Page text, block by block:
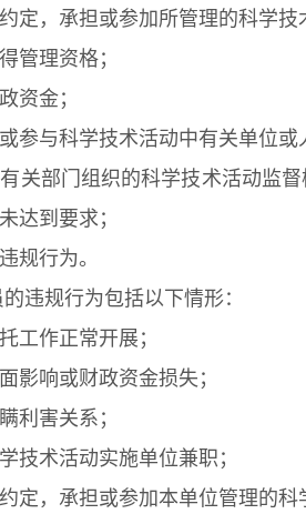
，承担或参加所管理的科学技
理资格；
金；
与科学技术活动中有关单位或
部门组织的科学技术活动监督
达到要求；
行为。
违规行为包括以下情形：
作正常开展；
响或财政资金损失；
害关系；
术活动实施单位兼职；
，承担或参加本单位管理的科